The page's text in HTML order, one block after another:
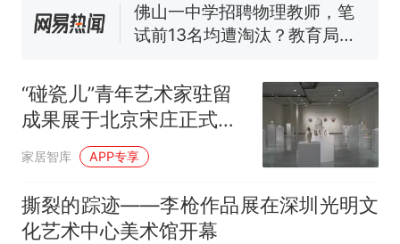
已叫停招聘，成立调查组全面
核查
台风"白海豚"中心附近最大风
力已达15级 最新研判
因老师一句“跟我回家”改写了
人生
“碰瓷儿”青年艺术家驻留
成果展于北京宋庄正式启
幕 以陶瓷为媒介共同抒写
当代艺术
家居智库 APP专享
撕裂的踪迹——李枪作品展在深圳光明文
化艺术中心美术馆开幕